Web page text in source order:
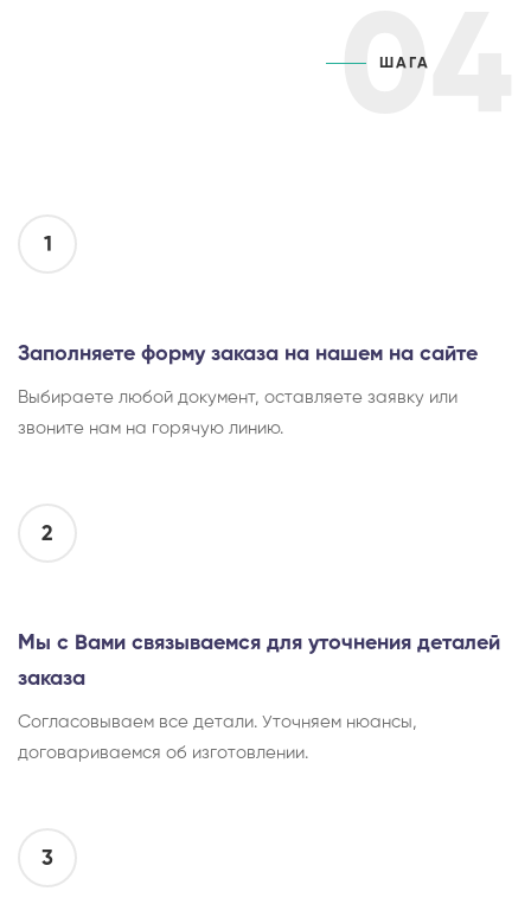
04
ШАГА
1
Заполняете форму заказа на нашем на сайте
Выбираете любой документ, оставляете заявку или
звоните нам на горячую линию.
2
Мы с Вами связываемся для уточнения деталей
заказа
Согласовываем все детали. Уточняем нюансы,
договариваемся об изготовлении.
3